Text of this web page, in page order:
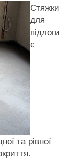
Стяжки
для
підлоги
є
та рівної